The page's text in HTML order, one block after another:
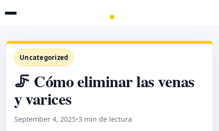
Uncategorized
🦵 Cómo eliminar las venas
y varices
September 4, 2025•3 min de lectura